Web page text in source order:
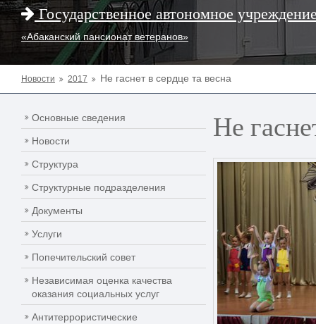
Государственное автономное
«Абаканский пансионат ветеранов»
Новости 2017 Не гаснет в сердце та весна
Основные сведения
Новости
Структура
Структурные подразделения
Документы
Услуги
Попечительский совет
Независимая оценка качества
оказания социальных услуг
Антитеррористические
Не